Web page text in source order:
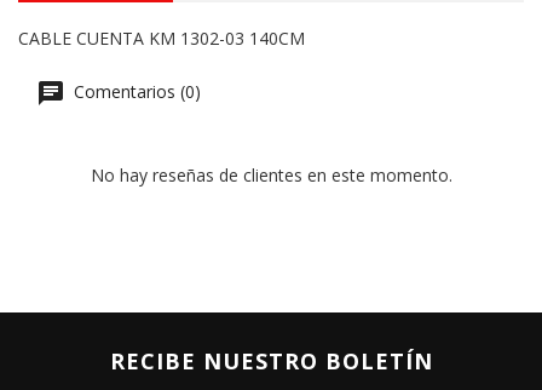
CABLE CUENTA KM 1302-03 140CM
Comentarios (0)
No hay reseñas de clientes en este momento.
RECIBE NUESTRO BOLETÍN